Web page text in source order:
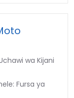
wa Kijani
Fursa ya